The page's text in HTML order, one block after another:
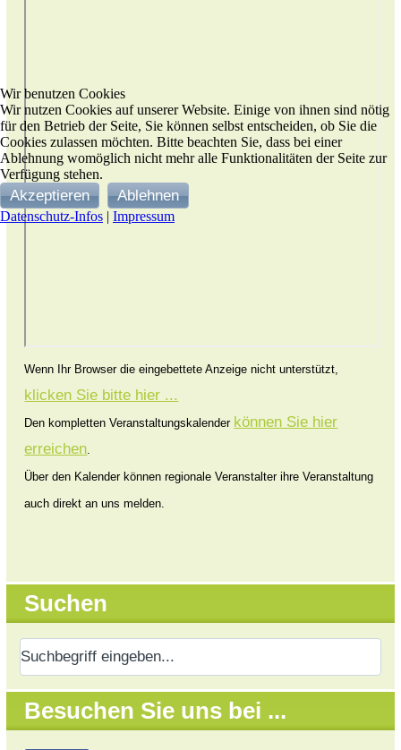
Wenn Ihr Browser die eingebettete Anzeige nicht unterstützt,
klicken Sie bitte hier ...
Den kompletten Veranstaltungskalender können Sie hier
erreichen.
Über den Kalender können regionale Veranstalter ihre Veranstaltung
auch direkt an uns melden.
Suchen
Besuchen Sie uns bei ...
Wir benutzen Cookies
Wir nutzen Cookies auf unserer Website. Einige von ihnen sind nötig
für den Betrieb der Seite, Sie können selbst entscheiden, ob Sie die
Cookies zulassen möchten. Bitte beachten Sie, dass bei einer
Ablehnung womöglich nicht mehr alle Funktionalitäten der Seite zur
Verfügung stehen.
Akzeptieren Ablehnen
Datenschutz-Infos | Impressum